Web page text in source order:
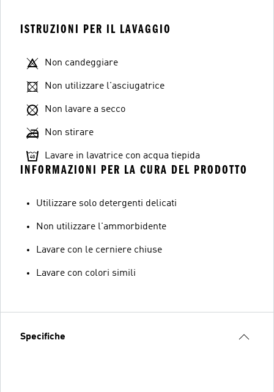
ISTRUZIONI PER IL LAVAGGIO
Non candeggiare
Non utilizzare l'asciugatrice
Non lavare a secco
Non stirare
Lavare in lavatrice con acqua tiepida
INFORMAZIONI PER LA CURA DEL PRODOTTO
Utilizzare solo detergenti delicati
Non utilizzare l'ammorbidente
Lavare con le cerniere chiuse
Lavare con colori simili
Specifiche